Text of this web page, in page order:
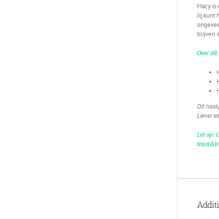
Macy
Jij kunt
blijven
Over dit
Dit
Liever
Let op: